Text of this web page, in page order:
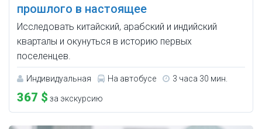
прошлого в настоящее
Исследовать китайский, арабский и индийский
кварталы и окунуться в историю первых
поселенцев.
Индивидуальная На автобусе 3 часа 30 мин.
367 $ за экскурсию